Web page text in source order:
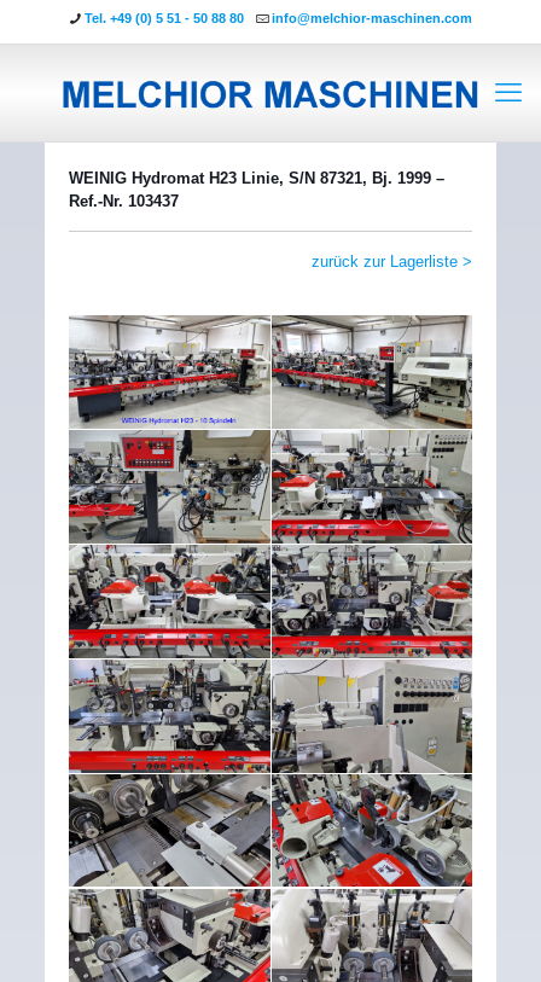
Tel. +49 (0) 5 51 - 50 88 80 info@melchior-maschinen.com
WEINIG Hydromat H23 Linie, S/N 87321, Bj. 1999 –
Ref.-Nr. 103437
zurück zur Lagerliste >